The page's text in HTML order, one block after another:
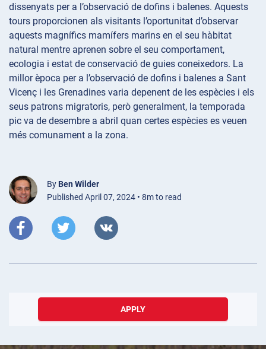
dissenyats per a l’observació de dofins i balenes. Aquests
tours proporcionen als visitants l’oportunitat d’observar
aquests magnífics mamífers marins en el seu hàbitat
natural mentre aprenen sobre el seu comportament,
ecologia i estat de conservació de guies coneixedors. La
millor època per a l’observació de dofins i balenes a Sant
Vicenç i les Grenadines varia depenent de les espècies i els
seus patrons migratoris, però generalment, la temporada
pic va de desembre a abril quan certes espècies es veuen
més comunament a la zona.
By Ben Wilder
Published April 07, 2024 • 8m to read
APPLY